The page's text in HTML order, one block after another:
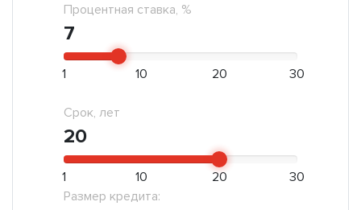
Процентная ставка, %
7
1 10 20 30
Срок, лет
20
1 10 20
30
Размер кредита: